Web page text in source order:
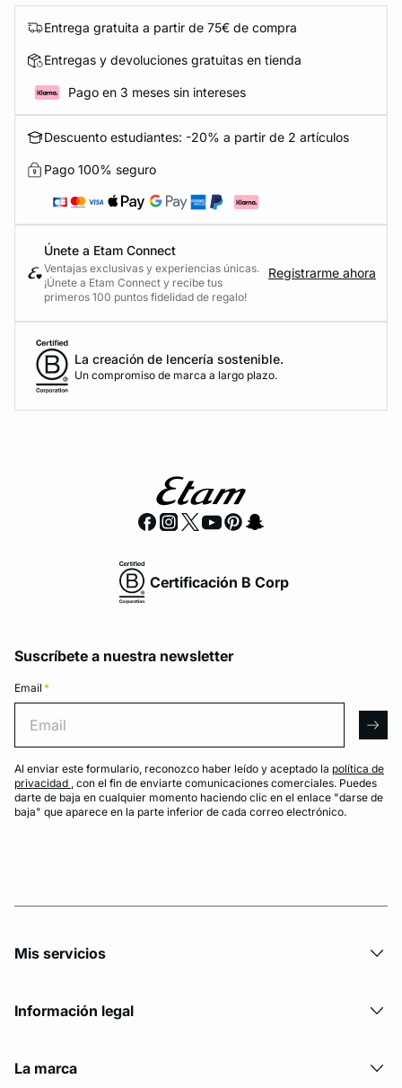
Entrega gratuita a partir de 75€ de compra
Entregas y devoluciones gratuitas en tienda
Pago en 3 meses sin intereses
Descuento estudiantes: -20% a partir de 2 artículos
Pago 100% seguro
Únete a Etam Connect
Ventajas exclusivas y experiencias únicas.
¡Únete a Etam Connect y recibe tus
primeros 100 puntos fidelidad de regalo!
Registrarme ahora
La creación de lencería sostenible.
Un compromiso de marca a largo plazo.
Certificación B Corp
Suscríbete a nuestra newsletter
Email *
Al enviar este formulario, reconozco haber leído y aceptado la política de
privacidad , con el fin de enviarte comunicaciones comerciales. Puedes
darte de baja en cualquier momento haciendo clic en el enlace "darse de
baja" que aparece en la parte inferior de cada correo electrónico.
Mis servicios
Información legal
La marca